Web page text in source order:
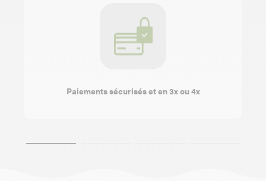
Paiements sécurisés et en 3x ou 4x